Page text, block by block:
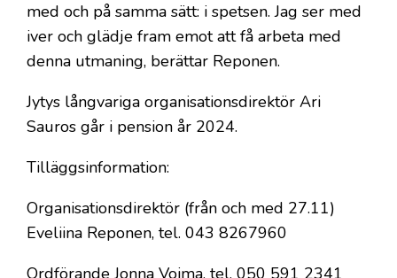
med och på samma sätt: i spetsen. Jag ser med
iver och glädje fram emot att få arbeta med
denna utmaning, berättar Reponen.
Jytys långvariga organisationsdirektör Ari
Sauros går i pension år 2024.
Tilläggsinformation:
Organisationsdirektör (från och med 27.11)
Eveliina Reponen, tel. 043 8267960